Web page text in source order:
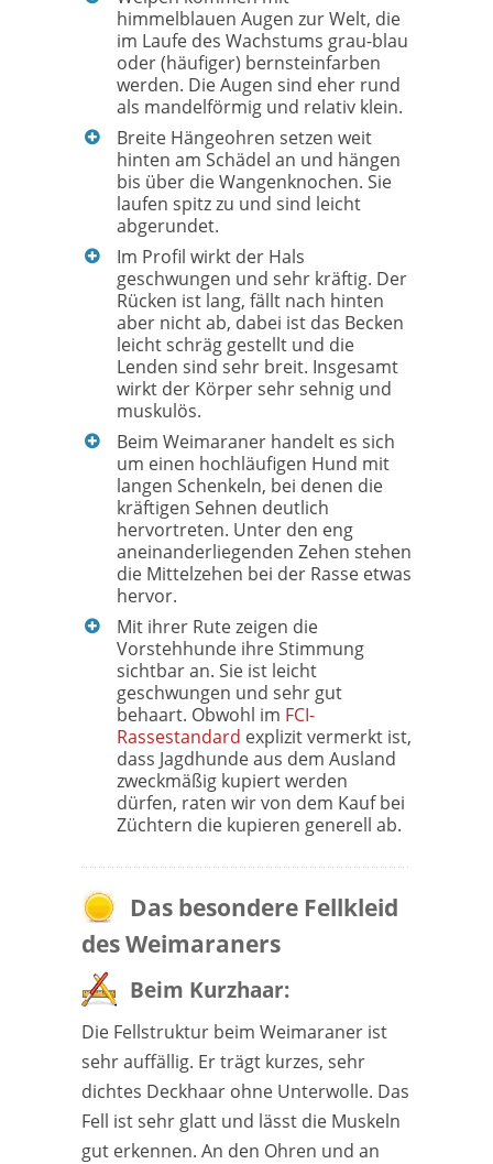
himmelblauen Augen zur Welt, die
im Laufe des Wachstums grau-blau
oder (häufiger) bernsteinfarben
werden. Die Augen sind eher rund
als mandelförmig und relativ klein.
Breite Hängeohren setzen weit
hinten am Schädel an und hängen
bis über die Wangenknochen. Sie
laufen spitz zu und sind leicht
abgerundet.
Im Profil wirkt der Hals
geschwungen und sehr kräftig. Der
Rücken ist lang, fällt nach hinten
aber nicht ab, dabei ist das Becken
leicht schräg gestellt und die
Lenden sind sehr breit. Insgesamt
wirkt der Körper sehr sehnig und
muskulös.
Beim Weimaraner handelt es sich
um einen hochläufigen Hund mit
langen Schenkeln, bei denen die
kräftigen Sehnen deutlich
hervortreten. Unter den eng
aneinanderliegenden Zehen stehen
die Mittelzehen bei der Rasse etwas
hervor.
Mit ihrer Rute zeigen die
Vorstehhunde ihre Stimmung
sichtbar an. Sie ist leicht
geschwungen und sehr gut
behaart. Obwohl im FCI-
Rassestandard explizit vermerkt ist,
dass Jagdhunde aus dem Ausland
zweckmäßig kupiert werden
dürfen, raten wir von dem Kauf bei
Züchtern die kupieren generell ab.
Das besondere Fellkleid
des Weimaraners
Beim Kurzhaar:
Die Fellstruktur beim Weimaraner ist
sehr auffällig. Er trägt kurzes, sehr
dichtes Deckhaar ohne Unterwolle. Das
Fell ist sehr glatt und lässt die Muskeln
gut erkennen. An den Ohren und an